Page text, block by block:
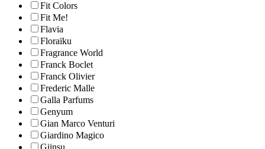
Fit Colors
Fit Me!
Flavia
Floraïku
Fragrance World
Franck Boclet
Franck Olivier
Frederic Malle
Galla Parfums
Genyum
Gian Marco Venturi
Giardino Magico